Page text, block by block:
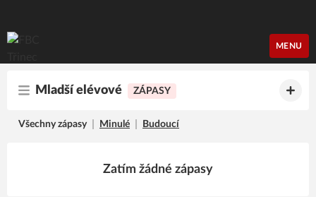
FBC Třinec
MENU
Mladší elévové ZÁPASY
Všechny zápasy Minulé Budoucí
Zatím žádné zápasy